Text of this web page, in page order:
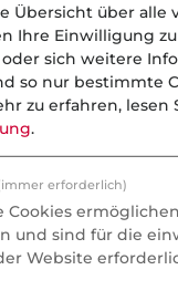
bei der
auf KI
im Markt
Übersicht über alle
Ihre Einwilligung
sich weitere
so nur bestimmte
zu erfahren, lesen
.
erforderlich)
Cookies
und sind für die
Website